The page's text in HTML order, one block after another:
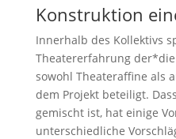
Konstruktion
Innerhalb des Kollektivs
Theatererfahrung
sowohl Theateraffine als
dem Projekt beteiligt.
gemischt ist, hat einige
unterschiedliche